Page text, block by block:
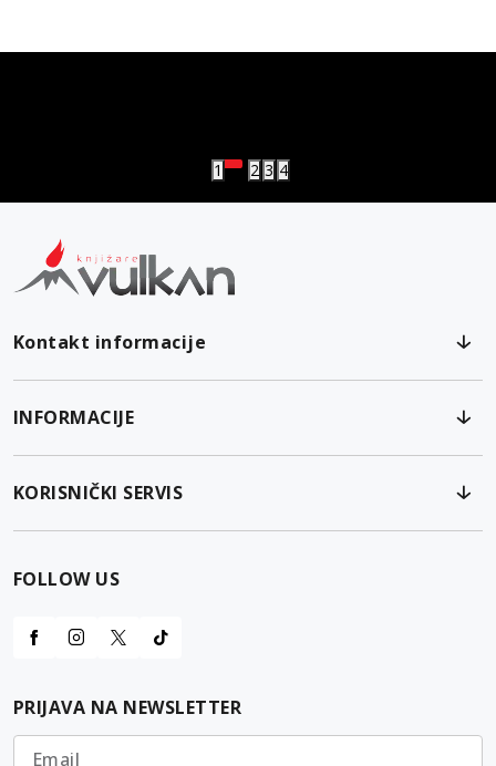
1 2 3 4
Kontakt informacije
INFORMACIJE
KORISNIČKI SERVIS
FOLLOW US
PRIJAVA NA NEWSLETTER
Email